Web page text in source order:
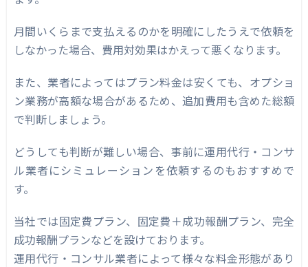
月間いくらまで支払えるのかを明確にしたうえで依頼を
しなかった場合、費用対効果はかえって悪くなります。
また、業者によってはプラン料金は安くても、オプショ
ン業務が高額な場合があるため、追加費用も含めた総額
で判断しましょう。
どうしても判断が難しい場合、事前に運用代行・コンサ
ル業者にシミュレーションを依頼するのもおすすめで
す。
当社では固定費プラン、固定費＋成功報酬プラン、完全
成功報酬プランなどを設けております。
運用代行・コンサル業者によって様々な料金形態があり